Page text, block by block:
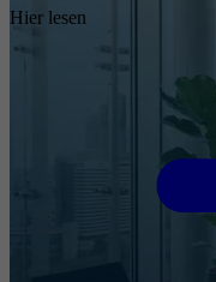
Hier lesen